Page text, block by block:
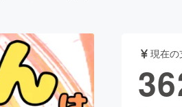
舞台・パフォーマンス
フード・飲食店
現在